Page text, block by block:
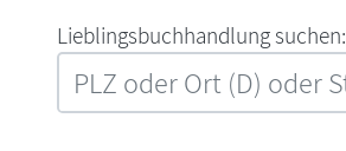
L‍i‍e‍b‍l‍i‍n‍g‍s‍b‍u‍c‍h‍h‍a‍n‍d‍l‍u‍n‍g‍ ‍s‍u‍c‍h‍e‍n‍:‍